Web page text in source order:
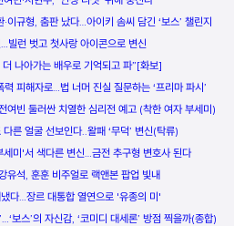
·이규형, 춤판 났다…아이키 솜씨 담긴 ‘보스’ 챌린지
…빌런 벗고 첫사랑 아이콘으로 변신
나아가는 배우로 기억되고 파”[화보]
피해자로…법 너머 진실 질문하는 ‘프리마 파시’
여빈 둘러싼 치열한 심리전 예고 (착한 여자 부세미)
른 얼굴 선보인다..왈패 ‘무덕’ 변신(탁류)
미'서 색다른 변신…금전 추구형 변호사 된다
유석, 훈훈 비주얼로 랙앤본 팝업 빛내
다…장르 대통합 열연으로 '유종의 미'
보스’의 자신감, ‘코미디 대세론’ 방점 찍을까(종합)